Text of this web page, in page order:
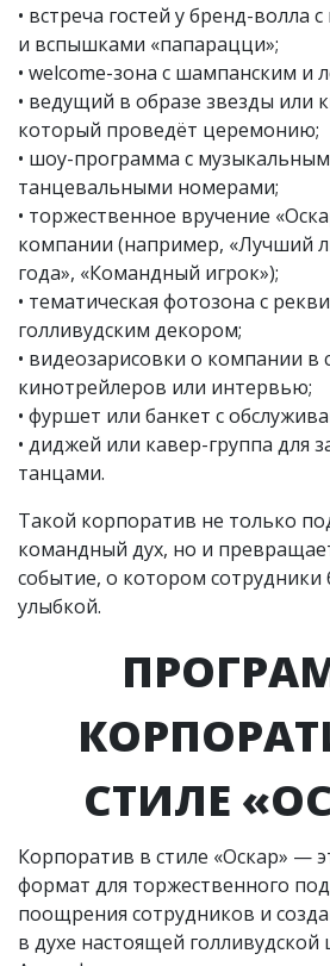
• встреча гостей у бренд-волла
и вспышками «папарацци»;
• welcome-зона с шампанским и
• ведущий в образе звезды или
который проведёт церемонию;
• шоу-программа с
танцевальными номерами;
• торжественное вручение
компании (например, «Лучший
года», «Командный игрок»);
• тематическая фотозона с
голливудским декором;
• видеозарисовки о компании в
кинотрейлеров или интервью;
• фуршет или банкет с
• диджей или кавер-группа для
танцами.
Такой корпоратив не только
командный дух, но и
событие, о котором сотрудники
улыбкой.
СТИЛЕ
Корпоратив в стиле «Оскар» —
формат для торжественного
поощрения сотрудников и
в духе настоящей